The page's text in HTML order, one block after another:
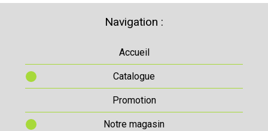
Navigation :
Accueil
Catalogue
Promotion
Notre magasin